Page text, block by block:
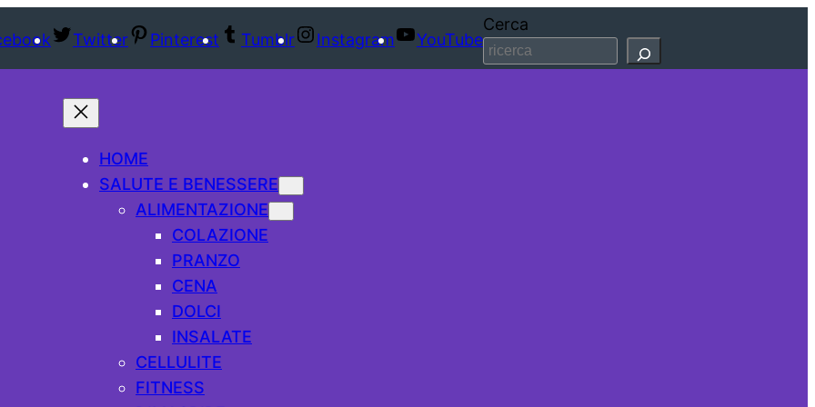
Twitter Pinterest Tumblr Instagram YouTube
Cerca
HOME
SALUTE E BENESSERE
ALIMENTAZIONE
COLAZIONE
PRANZO
CENA
DOLCI
INSALATE
CELLULITE
FITNESS